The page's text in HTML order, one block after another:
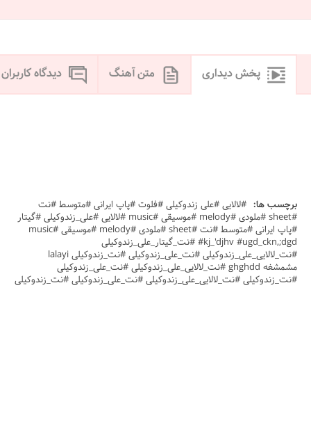
پخش دیداری متن آهنگ دیدگاه کاربران
برچسب ها: #لالایی #علی زندوکیلی #فلوت #پاپ ایرانی #متوسط #نت
#sheet #ملودی #melody #موسیقی #music #لالایی #علی_زندوکیلی #گیتار
#پاپ ایرانی #متوسط #نت #sheet #ملودی #melody #موسیقی #music
#kj_'djhv #ugd_ckn,;dgd #نت_گیتار_علی_زندوکیلی
#نت_لالایی_علی_زندوکیلی #نت_علی_زندوکیلی #نت_زندوکیلی lalayi
مشمشغه ghghdd #نت_لالایی_علی_زندوکیلی #نت_علی_زندوکیلی
#نت_زندوکیلی #نت_لالایی_علی_زندوکیلی #نت_علی_زندوکیلی #نت_زندوکیلی